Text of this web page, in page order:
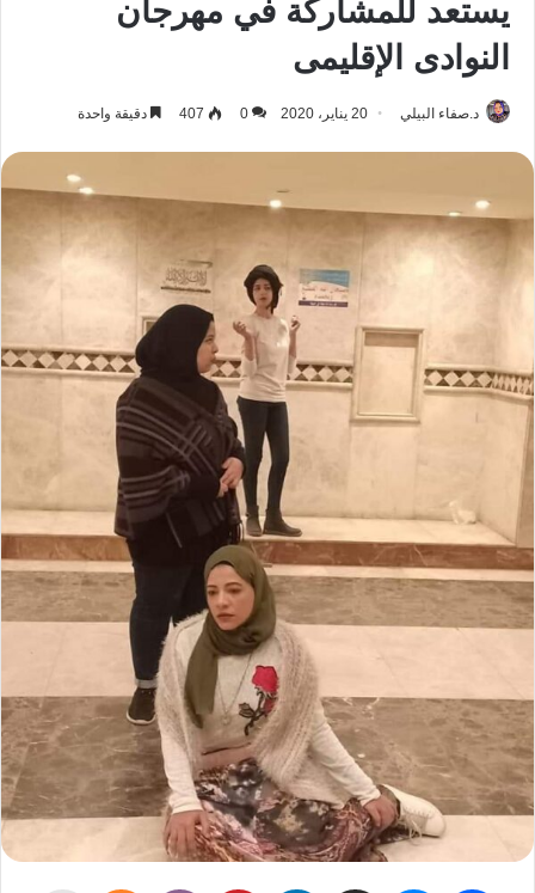
يستعد للمشاركة في مهرجان
النوادى الإقليمى
د.صفاء البيلي 20 يناير، 2020 0
407 دقيقة واحدة